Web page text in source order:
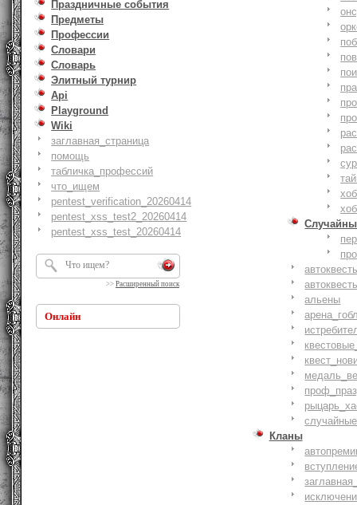
Праздничные события
Предметы
Профессии
Словари
Словарь
Элитный турнир
Api
Playground
Wiki
заглавная_страница
помощь
табличка_профессий
что_ищем
pentest_verification_20260414
pentest_xss_test2_20260414
pentest_xss_test_20260414
>> Расширенный поиск
Онлайн
альены
Кланы